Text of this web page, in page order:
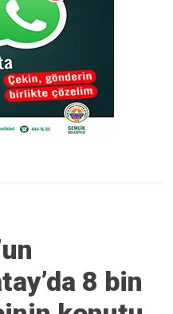
8 bin